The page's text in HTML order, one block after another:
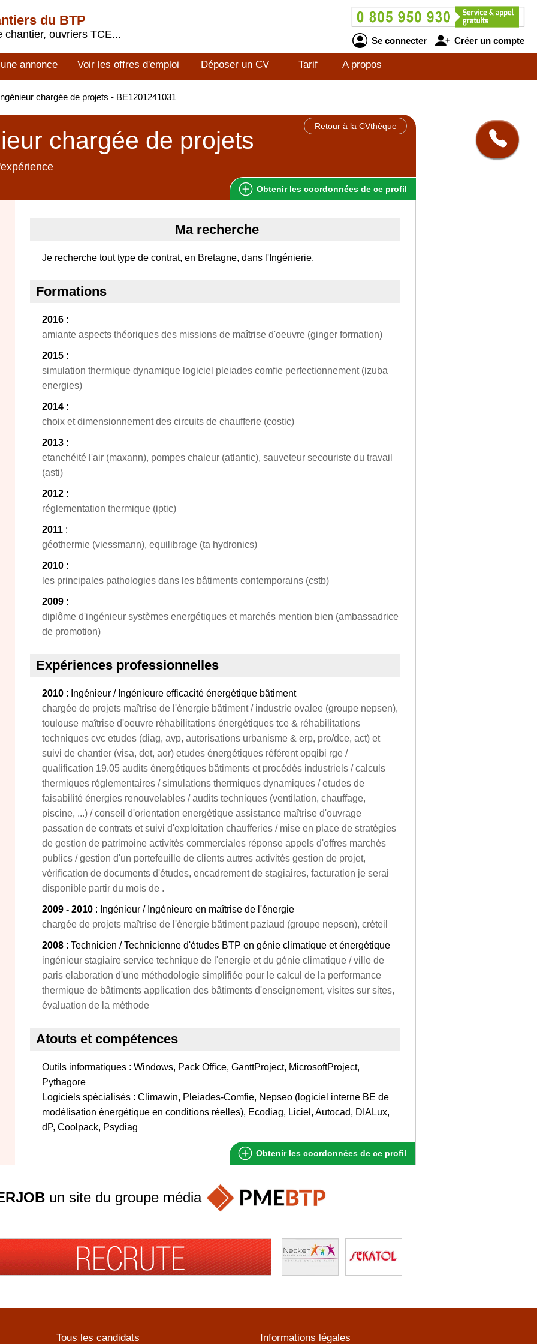
du BTP
chantier, ouvriers TCE...
Se connecter Créer un compte
annonce Voir les offres d'emploi Déposer un CV Tarif A propos
chargée de projets - BE1201241031
Retour à la CVthèque
chargée de projets
Obtenir les coordonnées de ce profil
Ma recherche
Je recherche tout type de contrat, en Bretagne, dans l'Ingénierie.
Formations
2016 :
amiante aspects théoriques des missions de maîtrise d'oeuvre (ginger formation)
2015 :
simulation thermique dynamique logiciel pleiades comfie perfectionnement (izuba
energies)
2014 :
choix et dimensionnement des circuits de chaufferie (costic)
2013 :
etanchéité l'air (maxann), pompes chaleur (atlantic), sauveteur secouriste du travail
(asti)
2012 :
réglementation thermique (iptic)
2011 :
géothermie (viessmann), equilibrage (ta hydronics)
2010 :
les principales pathologies dans les bâtiments contemporains (cstb)
2009 :
diplôme d'ingénieur systèmes energétiques et marchés mention bien (ambassadrice
de promotion)
Expériences professionnelles
2010 : Ingénieur / Ingénieure efficacité énergétique bâtiment
chargée de projets maîtrise de l'énergie bâtiment / industrie ovalee (groupe nepsen),
toulouse maîtrise d'oeuvre réhabilitations énergétiques tce & réhabilitations
techniques cvc etudes (diag, avp, autorisations urbanisme & erp, pro/dce, act) et
suivi de chantier (visa, det, aor) etudes énergétiques référent opqibi rge /
qualification 19.05 audits énergétiques bâtiments et procédés industriels / calculs
thermiques réglementaires / simulations thermiques dynamiques / etudes de
faisabilité énergies renouvelables / audits techniques (ventilation, chauffage,
piscine, ...) / conseil d'orientation energétique assistance maîtrise d'ouvrage
passation de contrats et suivi d'exploitation chaufferies / mise en place de stratégies
de gestion de patrimoine activités commerciales réponse appels d'offres marchés
publics / gestion d'un portefeuille de clients autres activités gestion de projet,
vérification de documents d'études, encadrement de stagiaires, facturation je serai
disponible partir du mois de .
2009 - 2010 : Ingénieur / Ingénieure en maîtrise de l'énergie
chargée de projets maîtrise de l'énergie bâtiment paziaud (groupe nepsen), créteil
2008 : Technicien / Technicienne d'études BTP en génie climatique et énergétique
ingénieur stagiaire service technique de l'energie et du génie climatique / ville de
paris elaboration d'une méthodologie simplifiée pour le calcul de la performance
thermique de bâtiments application des bâtiments d'enseignement, visites sur sites,
évaluation de la méthode
Atouts et compétences
Outils informatiques : Windows, Pack Office, GanttProject, MicrosoftProject,
Pythagore
Logiciels spécialisés : Climawin, Pleiades-Comfie, Nepseo (logiciel interne BE de
modélisation énergétique en conditions réelles), Ecodiag, Liciel, Autocad, DIALux,
dP, Coolpack, Psydiag
Obtenir les coordonnées de ce profil
un site du groupe média
Tous les candidats Informations légales